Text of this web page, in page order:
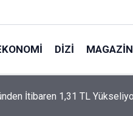
DIZI MAGAZIN
Tezenesi” Lakabını Kim
Merak Edildi